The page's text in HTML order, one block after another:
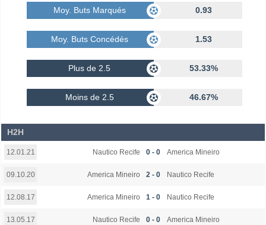
Moy. Buts Marqués 0.93
Moy. Buts Concédés 1.53
Plus de 2.5 53.33%
Moins de 2.5 46.67%
H2H
12.01.21 Nautico Recife 0 - 0 America Mineiro
09.10.20 America Mineiro 2 - 0 Nautico Recife
12.08.17 America Mineiro 1 - 0 Nautico Recife
13.05.17 Nautico Recife 0 - 0 America Mineiro